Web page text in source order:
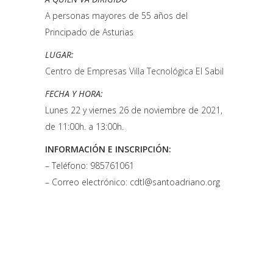
A personas mayores de 55 años del
Principado de Asturias
LUGAR:
Centro de Empresas Villa Tecnológica El Sabil
FECHA Y HORA:
Lunes 22 y viernes 26 de noviembre de 2021,
de 11:00h. a 13:00h.
INFORMACIÓN E INSCRIPCIÓN:
– Teléfono: 985761061
– Correo electrónico: cdtl@santoadriano.org